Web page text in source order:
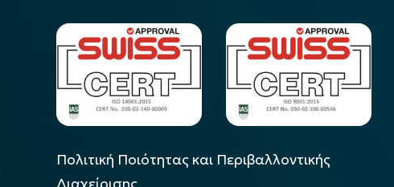
Πολιτική Ποιότητας και Περιβαλλοντικής